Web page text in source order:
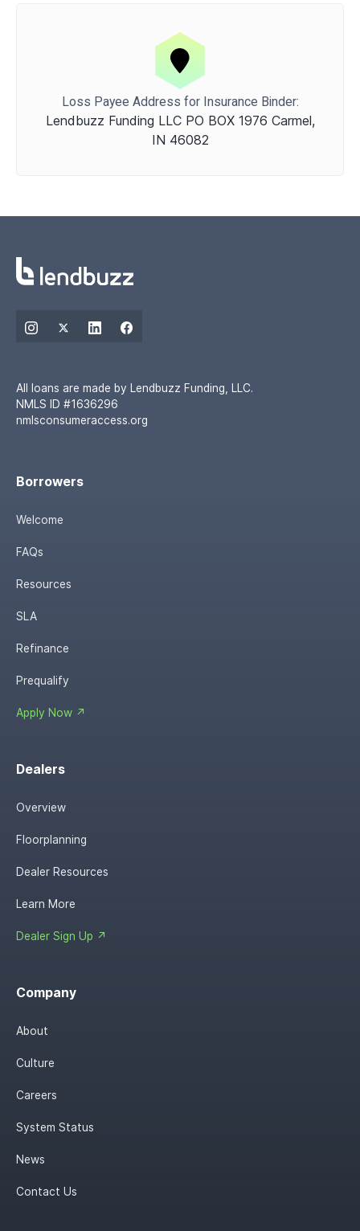
Loss Payee Address for Insurance Binder:
Lendbuzz Funding LLC PO BOX 1976 Carmel,
IN 46082
All loans are made by Lendbuzz Funding, LLC.
NMLS ID #1636296
nmlsconsumeraccess.org
Borrowers
Welcome
FAQs
Resources
SLA
Refinance
Prequalify
Apply Now ↗
Dealers
Overview
Floorplanning
Dealer Resources
Learn More
Dealer Sign Up ↗
Company
About
Culture
Careers
System Status
News
Contact Us